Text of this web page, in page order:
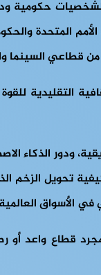
حكومية
من قطاعي السينما
للقوة
ودور الذكاء
تحويل الزخم
الأسواق
قطاع واعد أو